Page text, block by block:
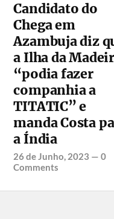
Candidato do
Chega em
Azambuja diz
a Ilha da
“podia fazer
companhia a
TITATIC” e
manda Costa
a Índia
26 de Junho, 2023 —0
Comments